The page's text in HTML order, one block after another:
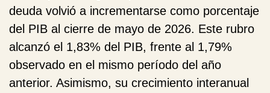
deuda volvió a incrementarse como porcentaje
del PIB al cierre de mayo de 2026. Este rubro
alcanzó el 1,83% del PIB, frente al 1,79%
observado en el mismo período del año
anterior. Asimismo, su crecimiento interanual